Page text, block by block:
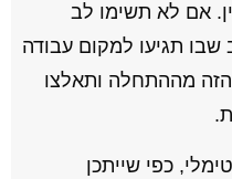
. אם לא תשימו לב
שבו תגיעו למקום עבודה
מההתחלה ותאלצו
כפי שייתכן